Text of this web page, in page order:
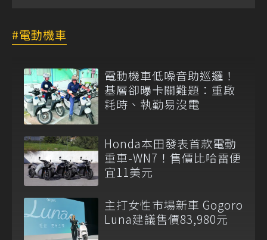
電動機車
電動機車低噪音助巡邏！
基層卻曝卡關難題：重啟
耗時、執勤易沒電
Honda本田發表首款電動
重車-WN7！售價比哈雷便
宜11美元
主打女性市場新車 Gogoro
Luna建議售價83,980元